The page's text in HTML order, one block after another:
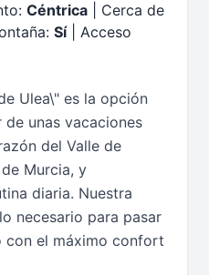
Céntrica | Cerca de
Sí| Acceso
Ulea\" es la opción
unas vacaciones
del Valle de
Murcia, y
diaria. Nuestra
necesario para pasar
con el máximo confort